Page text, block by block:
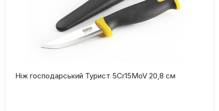
Ніж господарський Турист 5Cr15MoV 20,8 см